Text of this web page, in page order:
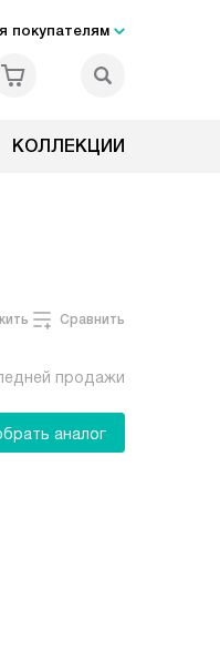
покупателям
КОЛЛЕКЦИИ
Сравнить
продажи
аналог